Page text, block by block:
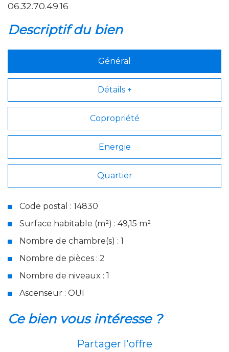
06.32.70.49.16
descriptif du bien
Général
Détails +
Copropriété
Energie
Quartier
Code postal : 14830
Surface habitable (m²) : 49,15 m²
Nombre de chambre(s) : 1
Nombre de pièces : 2
Nombre de niveaux : 1
Ascenseur : OUI
la ville de langrune-sur-merce bien vous intéresse ?
Partager l'offre